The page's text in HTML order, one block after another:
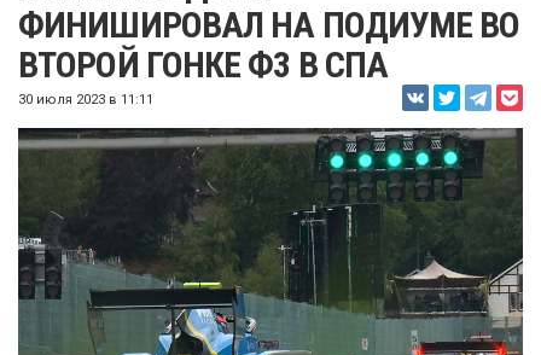
ФИНИШИРОВАЛ НА ПОДИУМЕ ВО
ВТОРОЙ ГОНКЕ Ф3 В СПА
30 июля 2023 в 11:11